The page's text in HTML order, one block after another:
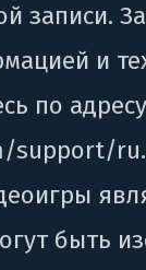
записи. За
и
по адресу
support/ru.
быть